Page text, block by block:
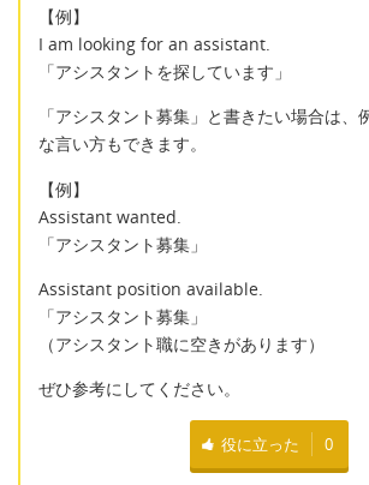
【例】
I am looking for an assistant.
「アシスタントを探しています」
「アシスタント募集」と書きたい場合は、
な言い方もできます。
【例】
Assistant wanted.
「アシスタント募集」
Assistant position available.
「アシスタント募集」
（アシスタント職に空きがあります）
ぜひ参考にしてください。
役に立った 0